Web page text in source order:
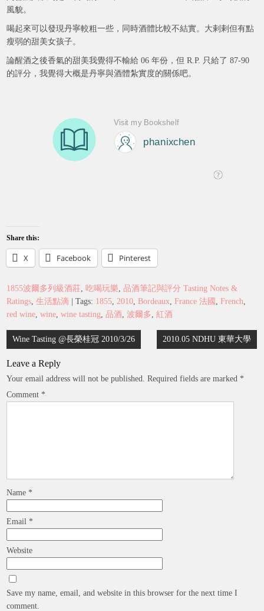
風貌。
喝起來可以發現丹寧較粗一些，同時酒體比較不結實。大剌剌但有點
瘦弱的甜美女孩子。
論醒酒之後香氣的甜美我覺得不輸給 06 年份，但 R.P. 只給了 87-90
的評分，我覺得大概是丹寧與酒體紮實度的關係吧。
Share this:
X Facebook Pinterest
1855波爾多列級酒莊,吃喝玩樂,品酒筆記與評分 Tasting Notes &
Ratings,生活點滴 | Tags: 1855,2010,Bordeaux,France 法國 ,French,
red wine,wine,wine tasting,品酒,波爾多 ,紅酒
Post
navigation
Wine Tasting @長榮桂冠 2010/3/26 2010.05 NDHU 東華大學
Leave a Reply
Your email address will not be published. Required fields are marked *
Comment *
Name *
Email *
Website
Save my name, email, and website in this browser for the next time I
comment.